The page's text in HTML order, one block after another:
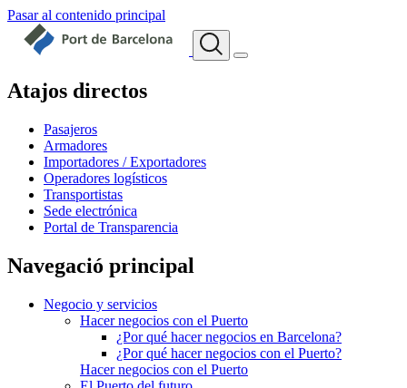
Pasar al contenido principal
Atajos directos
Pasajeros
Armadores
Importadores / Exportadores
Operadores logísticos
Transportistas
Sede electrónica
Portal de Transparencia
Navegació principal
Negocio y servicios
Hacer negocios con el Puerto
¿Por qué hacer negocios en Barcelona?
¿Por qué hacer negocios con el Puerto?
Hacer negocios con el Puerto